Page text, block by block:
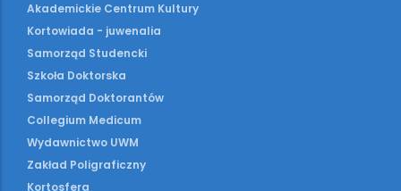
Akademickie Centrum Kultury
Kortowiada - juwenalia
Samorząd Studencki
Szkoła Doktorska
Samorząd Doktorantów
Collegium Medicum
Wydawnictwo UWM
Zakład Poligraficzny
Kortosfera